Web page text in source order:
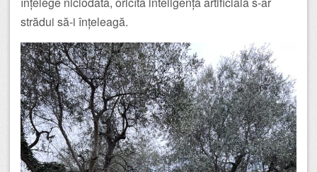
strădui să-i înțeleagă.